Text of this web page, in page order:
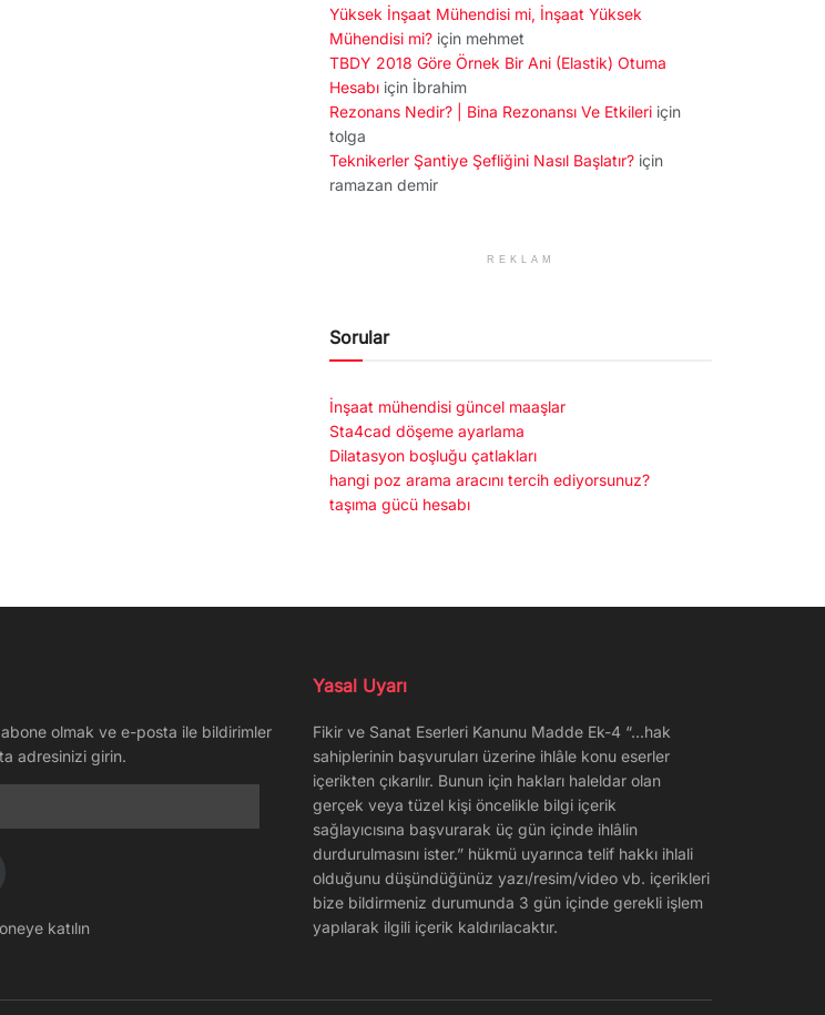
Yüksek İnşaat Mühendisi mi, İnşaat Yüksek
Mühendisi mi? için mehmet
TBDY 2018 Göre Örnek Bir Ani (Elastik) Otuma
Hesabı için İbrahim
Rezonans Nedir? | Bina Rezonansı Ve Etkileri için
tolga
Teknikerler Şantiye Şefliğini Nasıl Başlatır? için
ramazan demir
REKLAM
Sorular
İnşaat mühendisi güncel maaşlar
Sta4cad döşeme ayarlama
Dilatasyon boşluğu çatlakları
hangi poz arama aracını tercih ediyorsunuz?
taşıma gücü hesabı
olmak ve e-posta ile bildirimler
adresinizi girin.
katılın
Yasal Uyarı
Fikir ve Sanat Eserleri Kanunu Madde Ek-4 “…hak
sahiplerinin başvuruları üzerine ihlâle konu eserler
içerikten çıkarılır. Bunun için hakları haleldar olan
gerçek veya tüzel kişi öncelikle bilgi içerik
sağlayıcısına başvurarak üç gün içinde ihlâlin
durdurulmasını ister.” hükmü uyarınca telif hakkı ihlali
olduğunu düşündüğünüz yazı/resim/video vb. içerikleri
bize bildirmeniz durumunda 3 gün içinde gerekli işlem
yapılarak ilgili içerik kaldırılacaktır.